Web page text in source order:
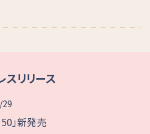
スリリース
」新発売